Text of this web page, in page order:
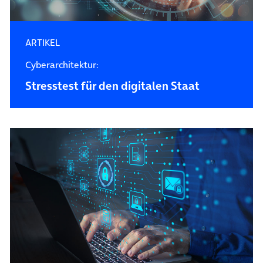
ARTIKEL
Cyberarchitektur:
Stresstest für den digitalen Staat